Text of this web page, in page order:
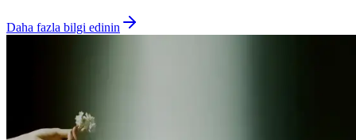
Daha fazla bilgi edinin